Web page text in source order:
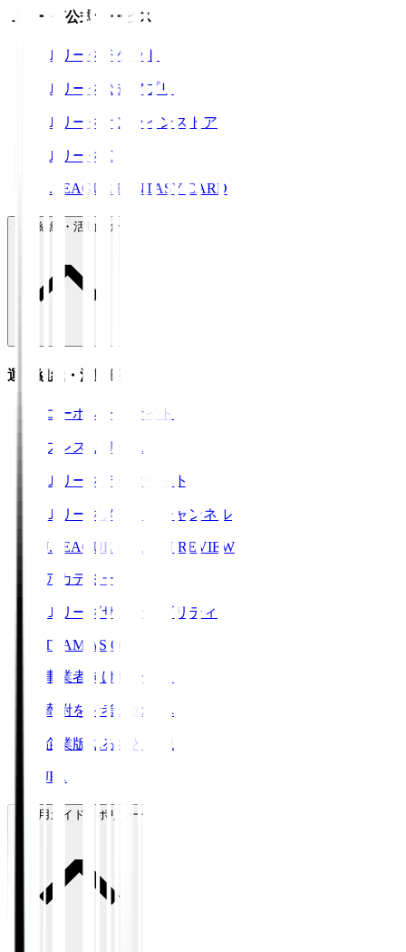
Ｊリーグ公式サービス
Ｊリーグチケット
Ｊリーグ公式アプリ
Ｊリーグオンラインストア
ＪリーグID
J.LEAGUE FANTASY CARD
運営組織・活動紹介
運営組織・活動紹介
コーポレートサイト
プレスリリース
Ｊリーグデータサイト
Ｊリーグメディアチャンネル
J.LEAGUE SEASON REVIEW
アカデミー
Ｊリーグサステナビリティ
TEAM AS ONE
事業者向けサービス
寄附をお考えの方へ
企業版ふるさと納税
JFA
ご利用ガイド・ポリシー